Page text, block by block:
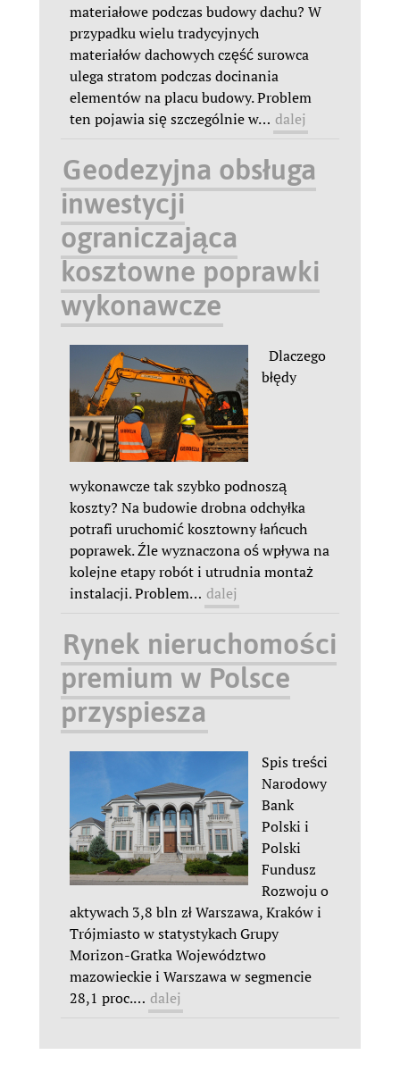
materiałowe podczas budowy dachu? W
przypadku wielu tradycyjnych
materiałów dachowych część surowca
ulega stratom podczas docinania
elementów na placu budowy. Problem
ten pojawia się szczególnie w… dalej
Geodezyjna obsługa
inwestycji
ograniczająca
kosztowne poprawki
wykonawcze
Dlaczego
błędy
wykonawcze tak szybko podnoszą
koszty? Na budowie drobna odchyłka
potrafi uruchomić kosztowny łańcuch
poprawek. Źle wyznaczona oś wpływa na
kolejne etapy robót i utrudnia montaż
instalacji. Problem… dalej
Rynek nieruchomości
premium w Polsce
przyspiesza
Spis treści
Narodowy
Bank
Polski i
Polski
Fundusz
Rozwoju o
aktywach 3,8 bln zł Warszawa, Kraków i
Trójmiasto w statystykach Grupy
Morizon-Gratka Województwo
mazowieckie i Warszawa w segmencie
28,1 proc.… dalej